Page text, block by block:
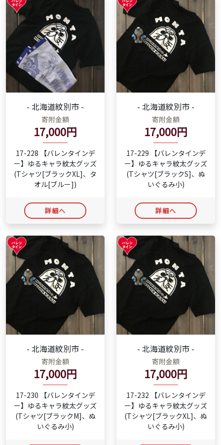
- 北海道紋別市 -
寄附金額
17,000円
17-228 【バレンタインデ
ー】ゆるキャラ紋太グッズ
(Tシャツ[ブラックXL]、タ
オル[ブルー])
詳細へ
- 北海道紋別市 -
寄附金額
17,000円
17-229 【バレンタインデ
ー】ゆるキャラ紋太グッズ
(Tシャツ[ブラックS]、ぬ
いぐるみ小)
詳細へ
- 北海道紋別市 -
寄附金額
17,000円
17-230 【バレンタインデ
ー】ゆるキャラ紋太グッズ
(Tシャツ[ブラックM]、ぬ
いぐるみ小)
- 北海道紋別市 -
寄附金額
17,000円
17-232 【バレンタインデ
ー】ゆるキャラ紋太グッズ
(Tシャツ[ブラックXL]、ぬ
いぐるみ小)